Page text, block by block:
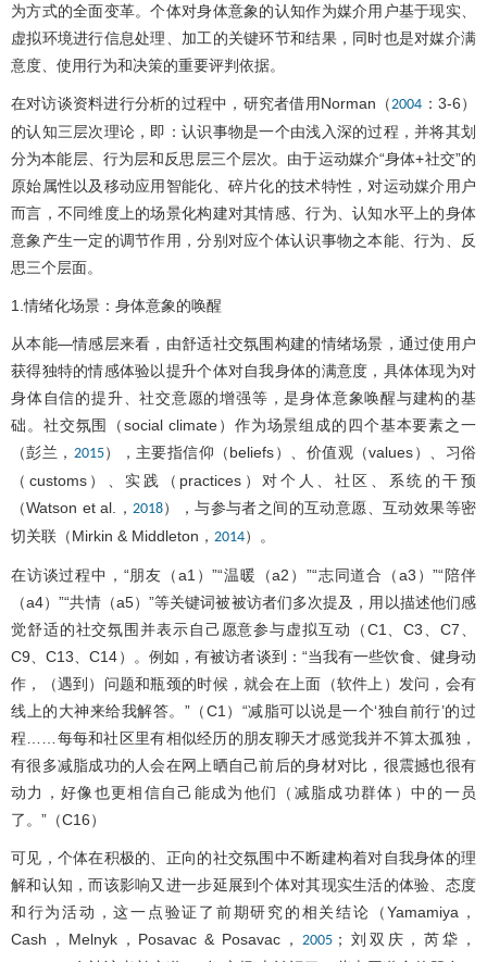
为方式的全面变革。个体对身体意象的认知作为媒介用户基于现实、
虚拟环境进行信息处理、加工的关键环节和结果，同时也是对媒介满
意度、使用行为和决策的重要评判依据。
在对访谈资料进行分析的过程中，研究者借用Norman（2004 ：3-6）
的认知三层次理论，即：认识事物是一个由浅入深的过程，并将其划
分为本能层、行为层和反思层三个层次。由于运动媒介“身体+社交”的
原始属性以及移动应用智能化、碎片化的技术特性，对运动媒介用户
而言，不同维度上的场景化构建对其情感、行为、认知水平上的身体
意象产生一定的调节作用，分别对应个体认识事物之本能、行为、反
思三个层面。
1.情绪化场景：身体意象的唤醒
从本能—情感层来看，由舒适社交氛围构建的情绪场景，通过使用户
获得独特的情感体验以提升个体对自我身体的满意度，具体体现为对
身体自信的提升、社交意愿的增强等，是身体意象唤醒与建构的基
础。社交氛围（social climate）作为场景组成的四个基本要素之一
（彭兰， 2015），主要指信仰（beliefs）、价值观（values）、习俗
（customs）、实践（practices）对个人、社区、系统的干预
（Watson et al.， 2018），与参与者之间的互动意愿、互动效果等密
切关联（Mirkin & Middleton， 2014）。
在访谈过程中，“朋友（a1）”“温暖（a2）”“志同道合（a3）”“陪伴
（a4）”“共情（a5）”等关键词被被访者们多次提及，用以描述他们感
觉舒适的社交氛围并表示自己愿意参与虚拟互动（C1、C3、C7、
C9、C13、C14）。例如，有被访者谈到：“当我有一些饮食、健身动
作，（遇到）问题和瓶颈的时候，就会在上面（软件上）发问，会有
线上的大神来给我解答。”（C1）“减脂可以说是一个‘独自前行’的过
程……每每和社区里有相似经历的朋友聊天才感觉我并不算太孤独，
有很多减脂成功的人会在网上晒自己前后的身材对比，很震撼也很有
动力，好像也更相信自己能成为他们（减脂成功群体）中的一员
了。”（C16）
可见，个体在积极的、正向的社交氛围中不断建构着对自我身体的理
解和认知，而该影响又进一步延展到个体对其现实生活的体验、态度
和行为活动，这一点验证了前期研究的相关结论（Yamamiya，
Cash，Melnyk，Posavac & Posavac， 2005；刘双庆，芮牮，